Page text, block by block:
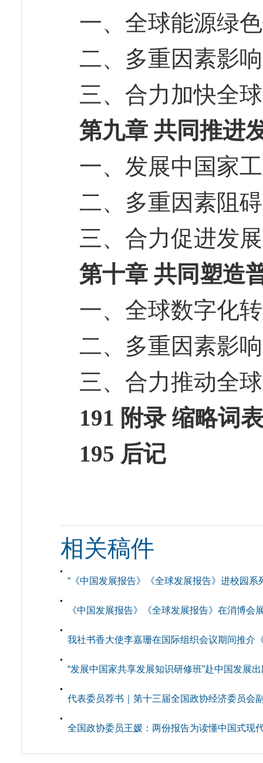
一、全球能源绿
二、多重因素影
三、合力加快全
第九章 共同推进
一、发展中国家
二、多重因素阻
三、合力促进发
第十章 共同塑造
一、全球数字化
二、多重因素影
三、合力推动全
191 附录 缩略词
195 后记
相关稿件
“《中国发展报告》《全球发展报告》进校园系
《中国发展报告》《全球发展报告》在消博会
我社书香大使李嘉珊在国际组织会议期间推介
“发展中国家共享发展知识研修班”赴中国发展
代表委员荐书｜第十三届全国政协经济委员会
全国政协委员王媛：两份报告为读懂中国式现